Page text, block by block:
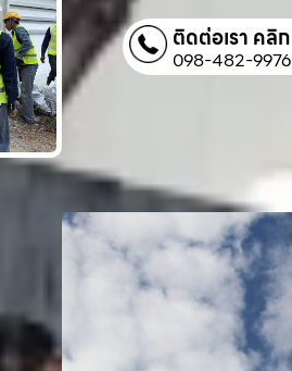
ติดต่อเรา คลิก
098-482-9976